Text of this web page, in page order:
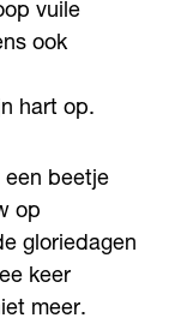
vuile
ook
hart op.
een beetje
op
gloriedagen
keer
meer.